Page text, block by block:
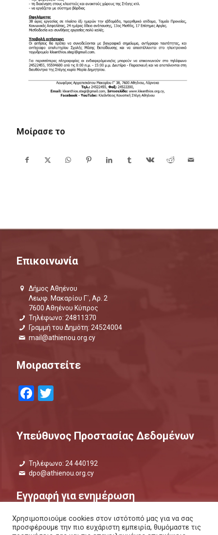
Μοίρασε το
Επικοινωνία
Δήμος Αθηένου
Λεωφ. Μακαρίου Γ΄, Αρ. 2
7600 Αθηένου Κύπρος
Τηλέφωνο: 24811370
Γραμμή του Δημότη: 24524004
mail@athienou.org.cy
Μοιραστείτε
Facebook
Twitter
Υπεύθυνος Προστασίας Δεδομένων
Τηλέφωνο: 24 440192
dpo@athienou.org.cy
Εγγραφή για ενημέρωση
Μάθετε τι συμβαίνει και μείνετε ενημερωμένοι.
Χρησιμοποιούμε cookies στον ιστότοπό μας για να σας
προσφέρουμε την πιο ευχάριστη εμπειρία, θυμόμαστε τις